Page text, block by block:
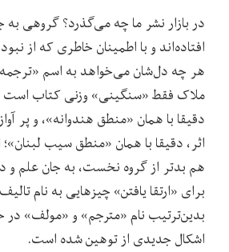
در بازار نشر ما چه می‌گذرد؟ گروهی به
افتاده‌اند و با اطمینان خاطری که از
هر چه دل‌شان می‌خواهد به اسم «ترجمه»
ملاک فقط «سنگینی» وزنی کتاب است
دقیقا با همان «منطق هندوانه»، و پر
اثر، دقیقا با همان «منطق سیب
هم بدتر از گروه نخست، به جان علم و
برای «ارتقا یافتن» چیزهایی به نام
بدین‌ترتیب نام «مترجم» و «مولف» در
اشکال جدیدی از توهین‌ شده است.